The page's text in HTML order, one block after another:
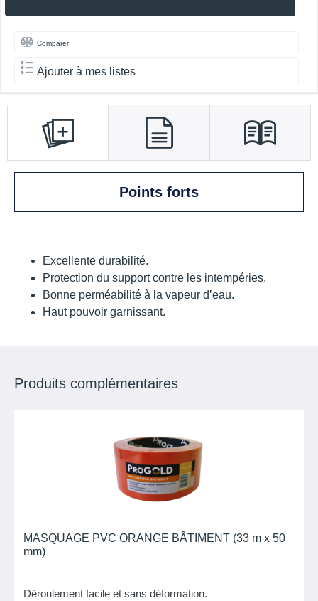
Comparer
Ajouter à mes listes
Points forts
Excellente durabilité.
Protection du support contre les intempéries.
Bonne perméabilité à la vapeur d’eau.
Haut pouvoir garnissant.
Produits complémentaires
MASQUAGE PVC ORANGE BÂTIMENT (33 m x 50
mm)
Déroulement facile et sans déformation.